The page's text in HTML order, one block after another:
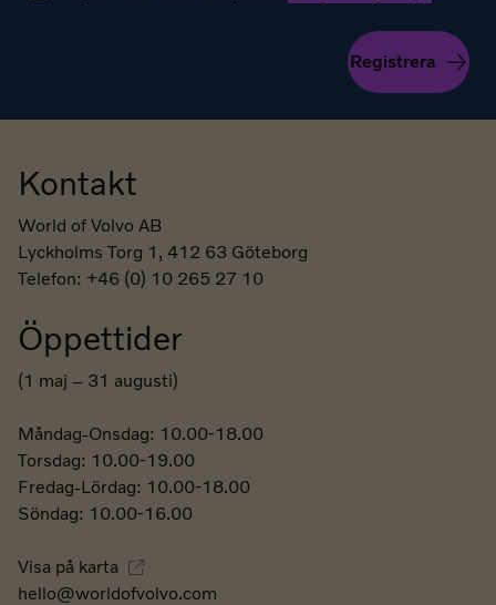
Registrera
Sidfot
Kontakt
World of Volvo AB
Lyckholms Torg 1, 412 63 Göteborg
Telefon: +46 (0) 10 265 27 10
Öppettider
(1 maj – 31 augusti)
Måndag-Onsdag: 10.00-18.00
Torsdag: 10.00-19.00
Fredag-Lördag: 10.00-18.00
Söndag: 10.00-16.00
Visa på karta
hello@worldofvolvo.com